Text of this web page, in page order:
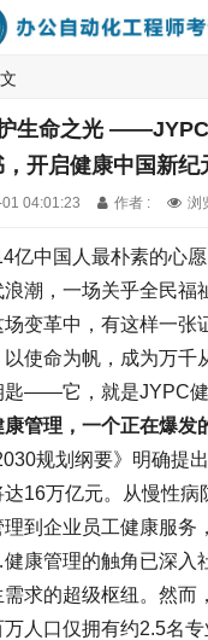
生命之光
，开启健康中国新纪
04:01:23 作者 : 浏
亿中国人最朴素的心
潮，一场关乎全民福
变革中，有这样一张
使命为帆，成为万千
匙——它，就是JYPC
管理，一个正在爆发
规划纲要》明确提
达16万亿元。从慢性病
到企业员工健康服务
健康管理的触角已深入
求的超级枢纽。然而
人口仅拥有约2.5名专